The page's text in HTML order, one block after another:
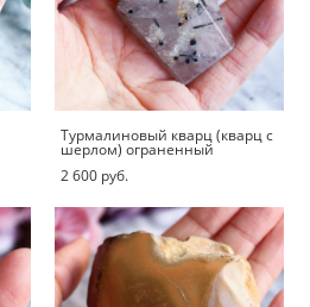
Турмалиновый кварц (кварц с
шерлом) ограненный
2 600 pуб.